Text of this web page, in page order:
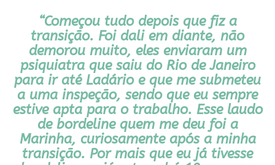
“Começou tudo depois que fiz a
transição. Foi dali em diante, não
demorou muito, eles enviaram um
psiquiatra que saiu do Rio de Janeiro
para ir até Ladário e que me submeteu
a uma inspeção, sendo que eu sempre
estive apta para o trabalho. Esse laudo
de bordeline quem me deu foi a
Marinha, curiosamente após a minha
transição. Por mais que eu já tivesse